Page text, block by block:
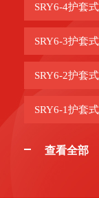
SRY6-4护套
SRY6-3护套
SRY6-2护套
SRY6-1护套
查看全部